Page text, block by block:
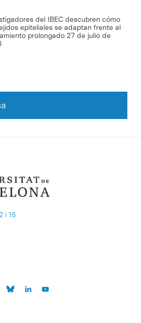
del IBEC descubren cómo
epiteliales se adaptan frente al
prolongado 27 de julio de
i 15